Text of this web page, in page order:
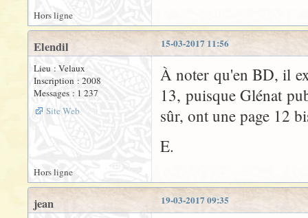
Hors ligne
15-03-2017 11:56
Elendil
Lieu : Velaux
Inscription : 2008
Messages : 1 237
Site Web
À noter qu'en BD, il
13, puisque Glénat
sûr, ont une page 12
E.
Hors ligne
19-03-2017 09:35
jean